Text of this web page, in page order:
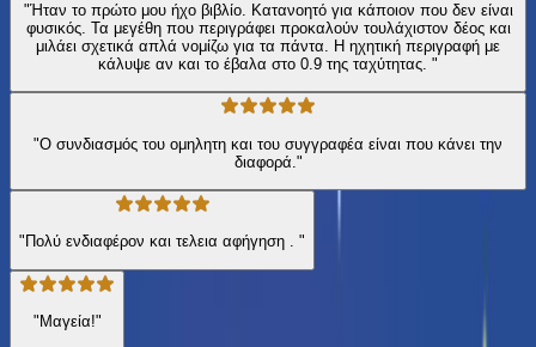
"Ήταν το πρώτο μου ήχο βιβλίο. Κατανοητό για κάποιον που δεν είναι
φυσικός. Τα μεγέθη που περιγράφει προκαλούν τουλάχιστον δέος και
μιλάει σχετικά απλά νομίζω για τα πάντα. Η ηχητική περιγραφή με
κάλυψε αν και το έβαλα στο 0.9 της ταχύτητας. "
"Ο συνδιασμός του ομηλητη και του συγγραφέα είναι που κάνει την
διαφορά."
"Πολύ ενδιαφέρον και τελεια αφήγηση . "
"Μαγεία!"